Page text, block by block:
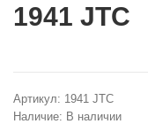
1941 JTC
Артикул: 1941 JTC
Наличие: В наличии